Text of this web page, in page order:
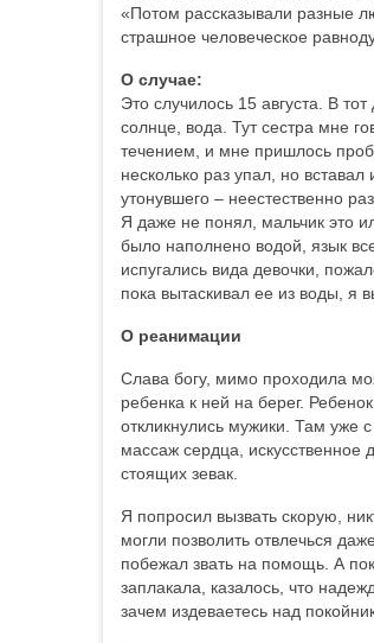
«Потом рассказывали разные
страшное человеческое
О случае:
Это случилось 15 августа. В
солнце, вода. Тут сестра мне
течением, и мне пришлось
несколько раз упал, но
утонувшего – неестественно
Я даже не понял, мальчик это
было наполнено водой, язык
испугались вида девочки,
пока вытаскивал ее из воды, я
О реанимации
Слава богу, мимо проходила
ребенка к ней на берег.
откликнулись мужики. Там уже
массаж сердца,
стоящих зевак.
Я попросил вызвать скорую,
могли позволить отвлечься
побежал звать на помощь. А
заплакала, казалось, что
зачем издеваетесь над